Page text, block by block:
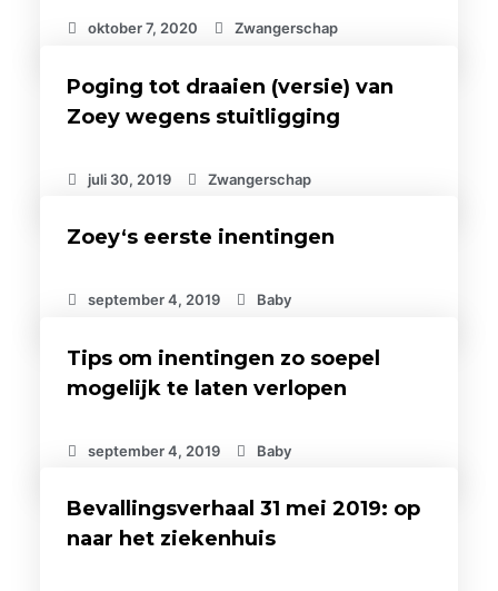
oktober 7, 2020 Zwangerschap
Poging tot draaien (versie) van
Zoey wegens stuitligging
juli 30, 2019 Zwangerschap
Zoey‘s eerste inentingen
september 4, 2019 Baby
Tips om inentingen zo soepel
mogelijk te laten verlopen
september 4, 2019 Baby
Bevallingsverhaal 31 mei 2019: op
naar het ziekenhuis